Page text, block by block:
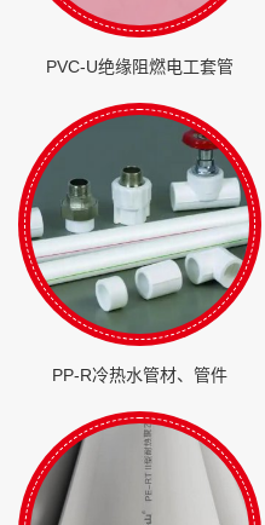
PVC-U绝缘阻燃电工套管
PP-R冷热水管材、管件